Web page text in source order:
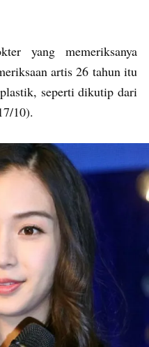
yang memeriksanya
artis 26 tahun itu
seperti dikutip dari
10).